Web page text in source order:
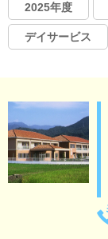
2025年度
デイサービス